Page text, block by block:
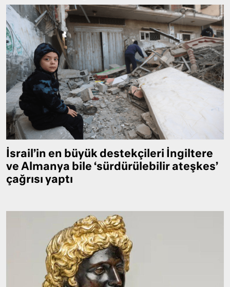
İsrail’in en büyük destekçileri İngiltere
ve Almanya bile ‘sürdürülebilir ateşkes’
çağrısı yaptı